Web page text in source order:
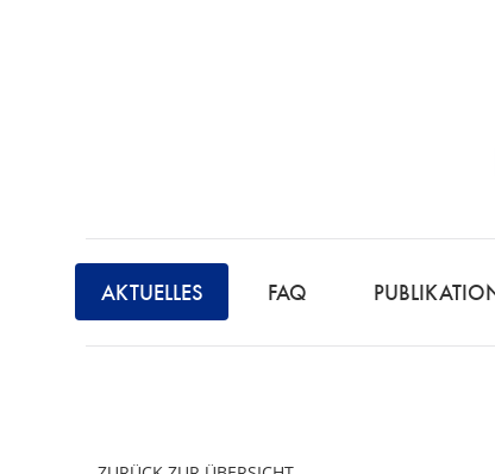
STRAFRECHT
F
C
H
AKTUELLES FAQ